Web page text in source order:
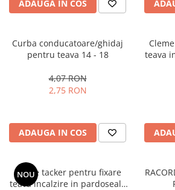
Teava si accesorii
Cadre WC/Bideu suspendat
Fose septice/Separatoare
Accesorii rezervoare
WC suspendat
Rezervoare ingropate pentru WC
Rezervoare la semiinaltime
Pompe CP Pedrollo
Pompe F Pedrollo
Pompe HF Pedrollo
Pompe NGA-PRO Pedrollo
Pompe Periferice
Pompe PQ Pedrollo
Pompe submersibile ape murdare
Pompa TRITUS Pedrollo cu tocator
ADAUGA IN COS
Curba conducatoare/ghidaj
pentru teava 14 - 18
4,07 RON
2,75 RON
ADAUGA IN COS
teava
NOU
Cleme tacker pentru fixare
teava incalzire in pardoseala